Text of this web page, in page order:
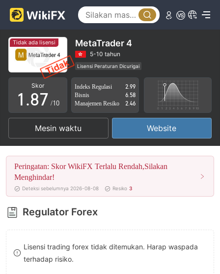
Tidak ada lisensi MetaTrader 4
5-10 tahun
Lisensi Peraturan Dicurigai
Lingkup Bisnis Mencurigakan
Potensi risiko tinggi
Skor
0
1
2
3
4
5
6
7
8
9
.
4
5
6
7
8
9
3
4
5
6
7
8
9
/10
Indeks Regulasi
2.99
Bisnis
6.58
Manajemen Resiko
2.46
Mesin waktu Website
Peringatan: Skor WikiFX Terlalu Rendah,Silakan
Menghindar!
Deteksi sebelumnya 2026-08-08 Resiko 3
Regulator Forex
Lisensi trading forex tidak ditemukan. Harap waspada
terhadap risiko.